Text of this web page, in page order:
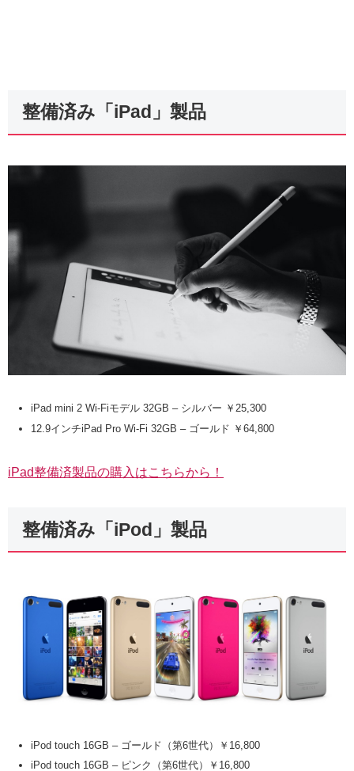
整備済み「iPad」製品
iPad mini 2 Wi-Fiモデル 32GB – シルバー ￥25,300
12.9インチiPad Pro Wi-Fi 32GB – ゴールド ￥64,800
iPad整備済製品の購入はこちらから！
整備済み「iPod」製品
iPod touch 16GB – ゴールド（第6世代）￥16,800
iPod touch 16GB – ピンク（第6世代）￥16,800